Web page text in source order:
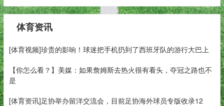
体育资讯
[体育视频]珍贵的影响！球迷把手机扔到了西班牙队的游行大巴上
【你怎么看？】美媒：如果詹姆斯去热火很有看头，夺冠之路也不
是
[体育资讯]足协举办留洋交流会，目前足协海外球员专版收录12